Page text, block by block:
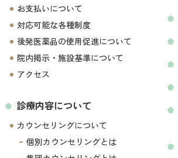
お支払いについて
対応可能な各種制度
後発医薬品の使用促進について
院内掲示・施設基準について
アクセス
診療内容について
カウンセリングについて
個別カウンセリングとは